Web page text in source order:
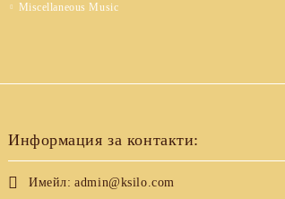
Miscellaneous Music
Информация за контакти:
Имейл: admin@ksilo.com